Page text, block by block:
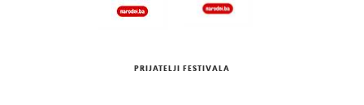
PRIJATELJI FESTIVALA